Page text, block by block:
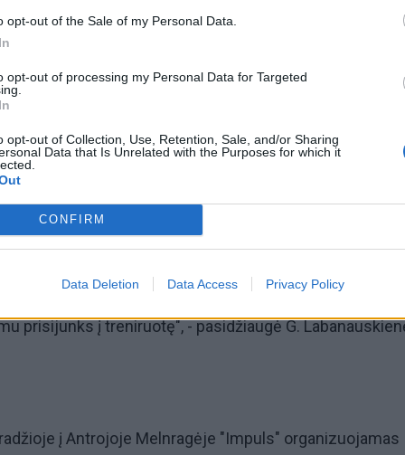
opt-out of the Sale of my Personal Data.
opt-out of processing my Personal Data for Targeted
opt-out of Collection, Use, Retention, Sale, and/or Sharing
Data that Is Unrelated with the Purposes for which it
CONFIRM
Data Deletion Data Access Privacy Policy
nuo vasaros pradžios ir pamatė, kad į jas noriai
bet ir čia poilsiaujantys svečiai.
prisijunks į treniruotę", - pasidžiaugė G.
į Antrojoje Melnragėje "Impuls" organizuojamas